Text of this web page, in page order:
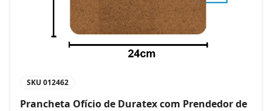
SKU 012462
Prancheta Ofício de Duratex com Prendedor de